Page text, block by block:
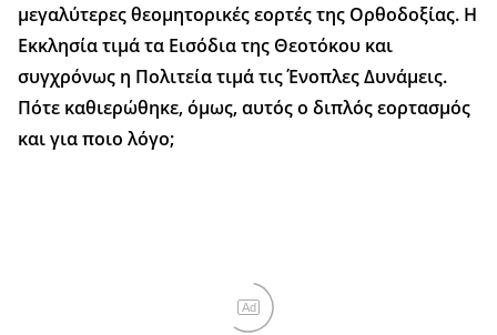
μεγαλύτερες θεομητορικές εορτές της Ορθοδοξίας. Η
Εκκλησία τιμά τα Εισόδια της Θεοτόκου και
συγχρόνως η Πολιτεία τιμά τις Ένοπλες Δυνάμεις.
Πότε καθιερώθηκε, όμως, αυτός ο διπλός εορτασμός
και για ποιο λόγο;
Ad